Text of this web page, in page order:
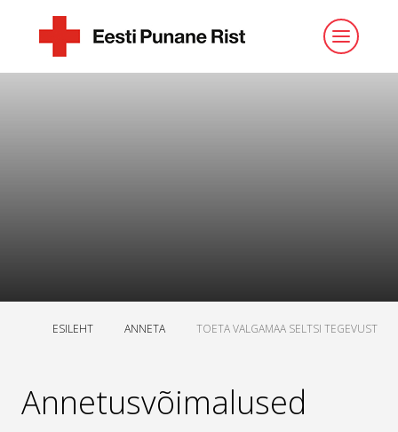
ESILEHT ANNETA TOETA VALGAMAA SELTSI TEGEVUST
Annetusvõimalused